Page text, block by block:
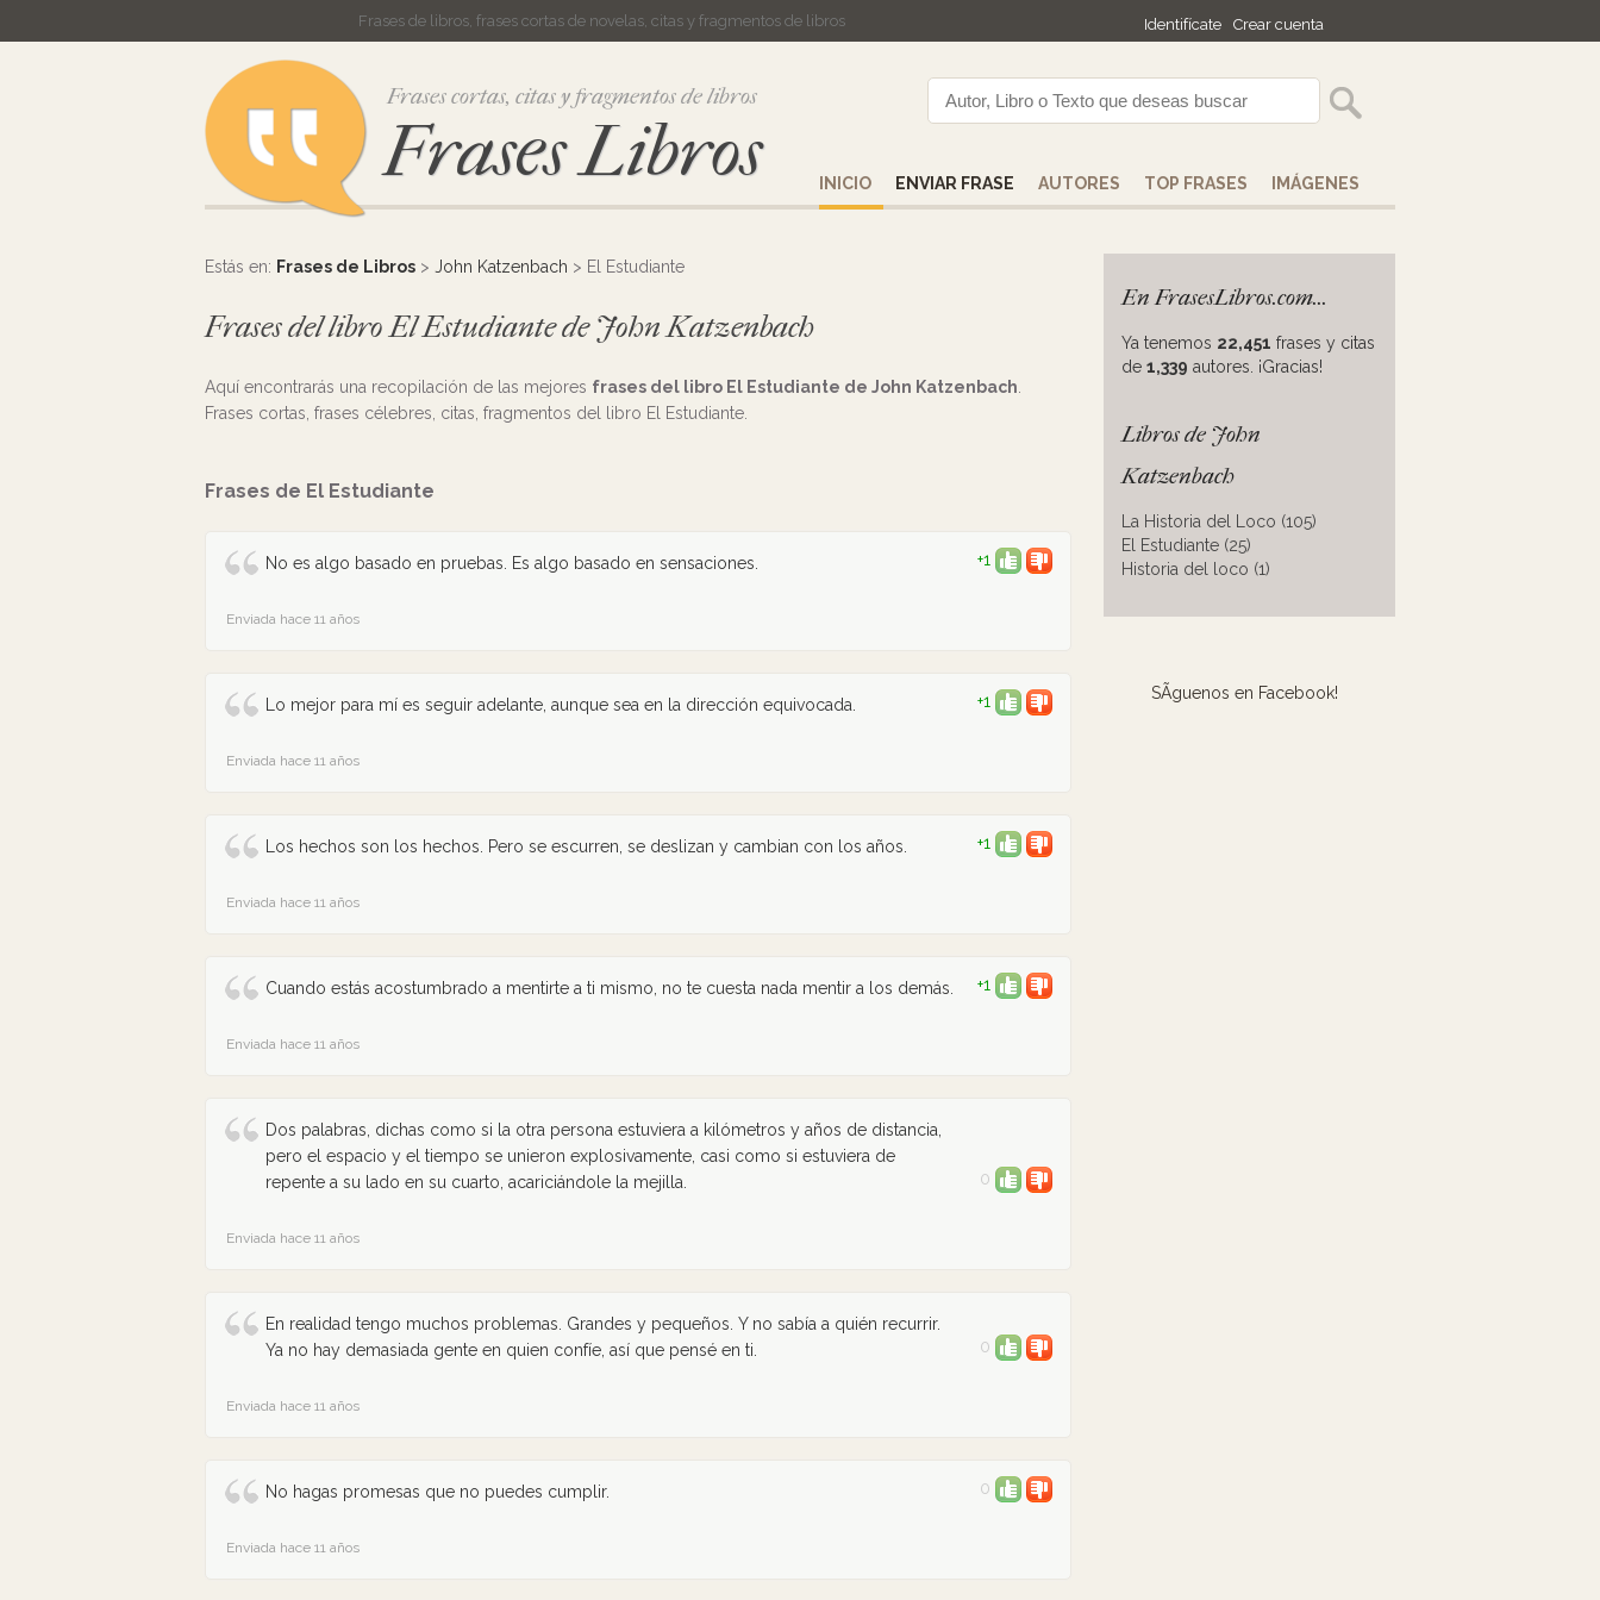
Identifícate Crear cuenta
Frases de libros, frases cortas de novelas, citas y fragmentos de libros
Frases cortas, citas y fragmentos de libros
Frases Libros INICIO ENVIAR FRASE AUTORES TOP FRASES IMÁGENES
Estás en: Frases de Libros > John Katzenbach > El Estudiante
Frases del libro El Estudiante de John Katzenbach
Aquí encontrarás una recopilación de las mejores frases del libro El Estudiante de John Katzenbach
Frases cortas, frases célebres, citas, fragmentos del libro El Estudiante.
Frases de El Estudiante
No es algo basado en pruebas. Es algo basado en sensaciones. +1
Enviada hace 11 años
Lo mejor para mí es seguir adelante, aunque sea en la dirección equivocada. +1
Enviada hace 11 años
Los hechos son los hechos. Pero se escurren, se deslizan y cambian con los años. +1
Enviada hace 11 años
Cuando estás acostumbrado a mentirte a ti mismo, no te cuesta nada mentir a los demás. +1
Enviada hace 11 años
Dos palabras, dichas como si la otra persona estuviera a kilómetros y años de distancia,
pero el espacio y el tiempo se unieron explosivamente, casi como si estuviera de
repente a su lado en su cuarto, acariciándole la mejilla.
0
Enviada hace 11 años
En realidad tengo muchos problemas. Grandes y pequeños. Y no sabía a quién recurrir.
Ya no hay demasiada gente en quien confíe, así que pensé en ti.
0
Enviada hace 11 años
No hagas promesas que no puedes cumplir. 0
Enviada hace 11 años
En FrasesLibros.com...
Ya tenemos 22,451 frases y citas
de 1,339 autores. ¡Gracias!
Libros de John
Katzenbach
La Historia del Loco (105)
El Estudiante (25)
Historia del loco (1)
SÃ­guenos en Facebook!